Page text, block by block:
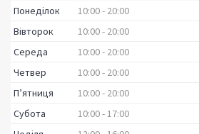
Понеділок 10:00
20:00
Вівторок
10:00
20:00
Середа
10:00
20:00
Четвер
10:00
20:00
Пʼятниця
10:00
20:00
Субота
10:00 17:00